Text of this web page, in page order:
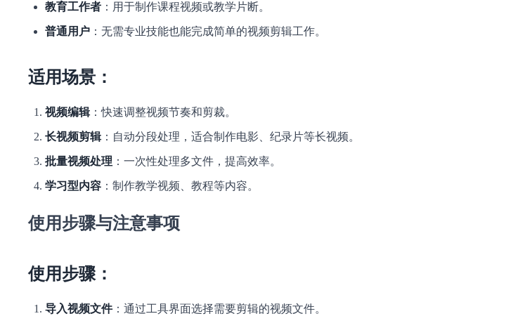
教育工作者 ：用于制作课程视频或教学片断。
普通用户 ：无需专业技能也能完成简单的视频剪辑工作。
适用场景：
视频编辑：快速调整视频节奏和剪裁。
长视频剪辑：自动分段处理，适合制作电影、纪录片等长视频。
批量视频处理 ：一次性处理多文件，提高效率。
学习型内容 ：制作教学视频、教程等内容。
使用步骤与注意事项
使用步骤：
导入视频文件：通过工具界面选择需要剪辑的视频文件。